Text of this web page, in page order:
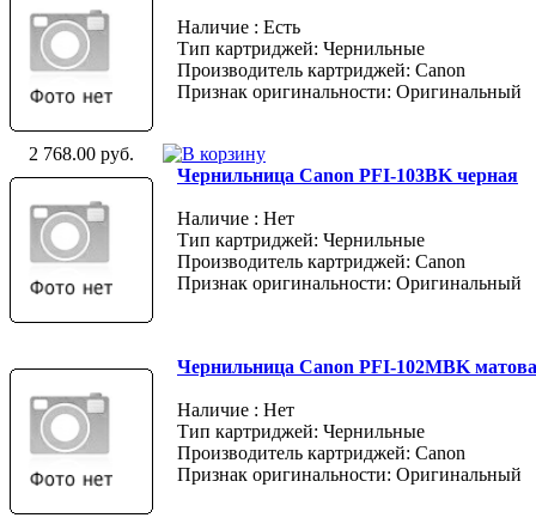
Наличие : Есть
Тип картриджей: Чернильные
Производитель картриджей: Canon
Признак оригинальности: Оригинальный
2 768.00 руб.
Чернильница Canon PFI-103BK черная
Наличие : Нет
Тип картриджей: Чернильные
Производитель картриджей: Canon
Признак оригинальности: Оригинальный
Чернильница Canon PFI-102MBK
Наличие : Нет
Тип картриджей: Чернильные
Производитель картриджей: Canon
Признак оригинальности: Оригинальный